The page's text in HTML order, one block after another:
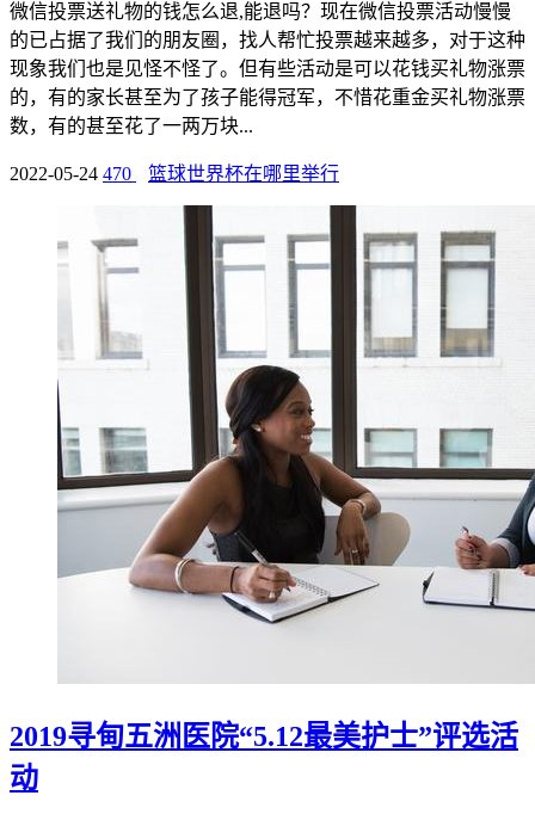
微信投票送礼物的钱怎么退,能退吗？现在微信投票活动慢慢
的已占据了我们的朋友圈，找人帮忙投票越来越多，对于这种
现象我们也是见怪不怪了。但有些活动是可以花钱买礼物涨票
的，有的家长甚至为了孩子能得冠军，不惜花重金买礼物涨票
数，有的甚至花了一两万块...
2022-05-24 470 篮球世界杯在哪里举行
2019寻甸五洲医院“5.12最美护士”评选活
动